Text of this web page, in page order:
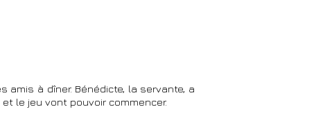
amis à dîner. Bénédicte, la servante, a
le jeu vont pouvoir commencer.